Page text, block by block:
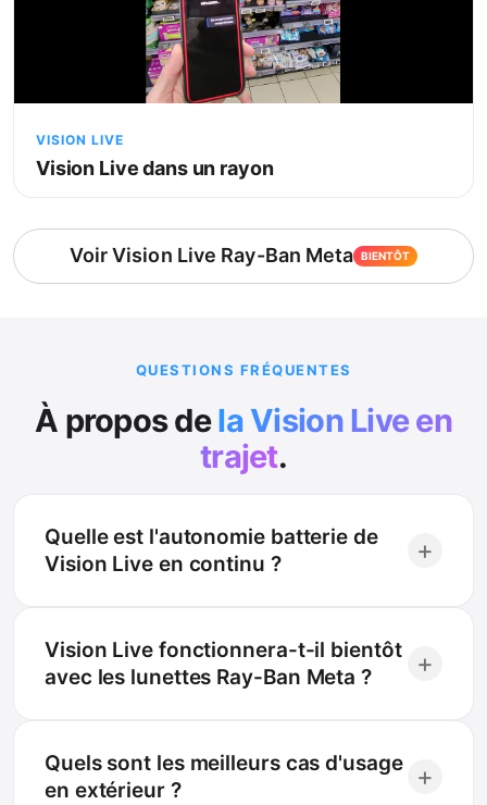
VISION LIVE
Vision Live dans un rayon
Voir Vision Live Ray-Ban Meta BIENTÔT
QUESTIONS FRÉQUENTES
À propos dela Vision Live en
trajet.
Quelle est l'autonomie batterie de
Vision Live en continu ?
+
Vision Live fonctionnera-t-il bientôt
avec les lunettes Ray-Ban Meta ?
+
Quels sont les meilleurs cas d'usage
en extérieur ?
+